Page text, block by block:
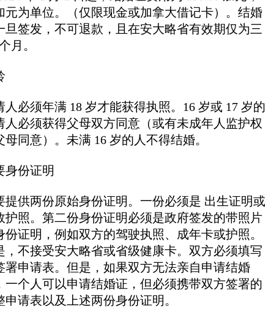
元为单位。（仅限现金或加拿大借记卡）。结婚
旦签发，不可退款，且在安大略省有效期仅为三
月。
人必须年满 18 岁才能获得执照。16 岁或 17 岁的
人必须获得父母双方同意（或有未成年人监护权
母同意）。未满 16 岁的人不得结婚。
身份证明
提供两份原始身份证明。一份必须是 出生证明或
护照。第二份身份证明必须是政府签发的带照片
份证明，例如双方的驾驶执照、成年卡或护照。
，不接受安大略省或省级健康卡。双方必须填写
署申请表。但是，如果双方无法亲自申请结婚
一个人可以申请结婚证，但必须携带双方签署的
申请表以及上述两份身份证明。